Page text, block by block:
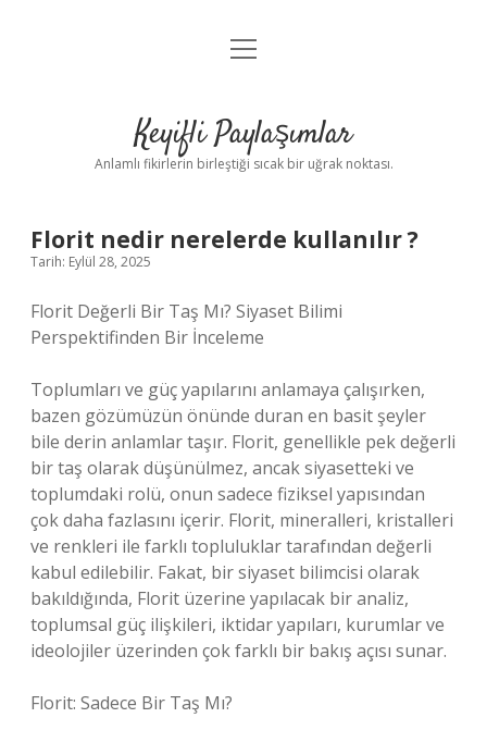
Anasayfa
Yasal Uyarı
menüyü
Keyifli Paylaşımlar
Anlamlı fikirlerin birleştiği sıcak bir uğrak noktası.
Florit nedir nerelerde kullanılır ?
Tarih: Eylül 28, 2025
Florit Değerli Bir Taş Mı? Siyaset Bilimi
Perspektifinden Bir İnceleme
Toplumları ve güç yapılarını anlamaya çalışırken,
bazen gözümüzün önünde duran en basit şeyler
bile derin anlamlar taşır. Florit, genellikle pek değerli
bir taş olarak düşünülmez, ancak siyasetteki ve
toplumdaki rolü, onun sadece fiziksel yapısından
çok daha fazlasını içerir. Florit, mineralleri, kristalleri
ve renkleri ile farklı topluluklar tarafından değerli
kabul edilebilir. Fakat, bir siyaset bilimcisi olarak
bakıldığında, Florit üzerine yapılacak bir analiz,
toplumsal güç ilişkileri, iktidar yapıları, kurumlar ve
ideolojiler üzerinden çok farklı bir bakış açısı sunar.
Florit: Sadece Bir Taş Mı?